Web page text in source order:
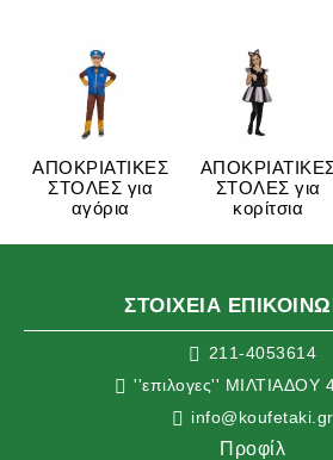
ΑΠΟΚΡΙΑΤΙΚΕΣ
ΣΤΟΛΕΣ για
αγόρια
ΣΤΟΛΕΣ για
κορίτσια
ΣΤΟΙΧΕΙΑ
211-4053614
''επιλογες'' ΜΙΛΤΙΑΔΟΥ
info@koufetaki.gr
Προφίλ